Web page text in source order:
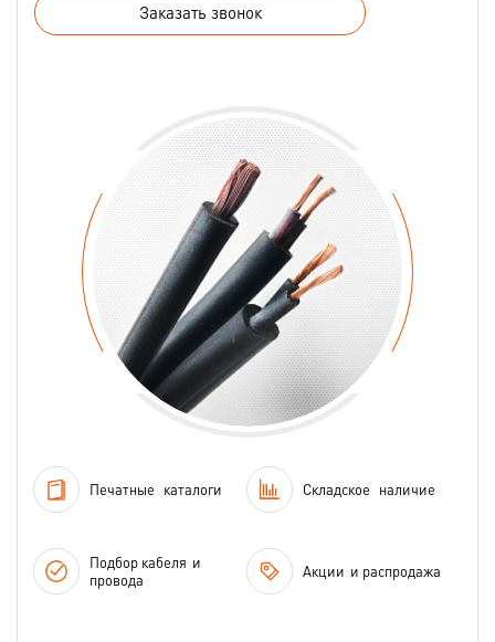
Заказать звонок
Печатные каталоги Складское наличие
Подбор кабеля и
провода
Акции и распродажа